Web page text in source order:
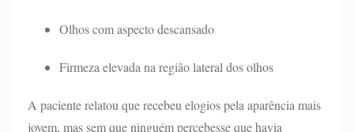
Olhos com aspecto descansado
Firmeza elevada na região lateral dos olhos
A paciente relatou que recebeu elogios pela aparência mais
jovem, mas sem que ninguém percebesse que havia